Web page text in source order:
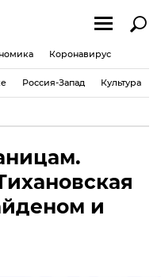
Коронавирус
Россия-Запад Культура
и